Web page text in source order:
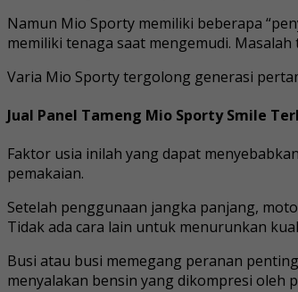
Namun Mio Sporty memiliki beberapa
memiliki tenaga saat mengemudi.
Varia Mio Sporty tergolong generasi
Jual Panel Tameng Mio Sporty Smile
Faktor usia inilah yang dapat
pemakaian.
Setelah penggunaan jangka panjang,
Tidak ada cara lain untuk menurunkan
Busi atau busi memegang peranan
menyalakan bensin yang dikompresi oleh